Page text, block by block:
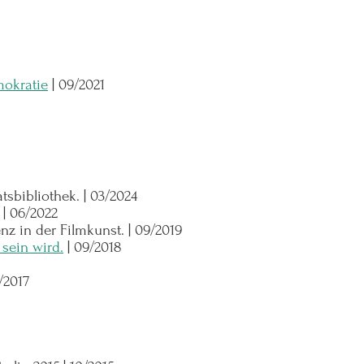
09/2021
| 03/2024
06/2022
in der Filmkunst. | 09/2019
sein wird. | 09/2018